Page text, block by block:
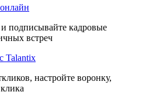
подписывайте кадровые
встреч
Talantix
настройте воронку,